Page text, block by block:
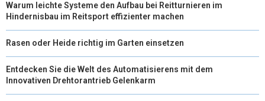
Warum leichte Systeme den Aufbau bei Reitturnieren im
Hindernisbau im Reitsport effizienter machen
Rasen oder Heide richtig im Garten einsetzen
Entdecken Sie die Welt des Automatisierens mit dem
Innovativen Drehtorantrieb Gelenkarm